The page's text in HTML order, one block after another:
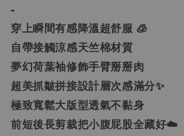
-
穿上瞬間有感降溫超舒服 🧊
自帶接觸涼感天竺棉材質
夢幻荷葉袖修飾手臂掰掰肉
超美抓皺拼接設計層次感滿分✨
極致寬鬆大版型透氣不黏身
前短後長剪裁把小腹屁股全藏好☁️